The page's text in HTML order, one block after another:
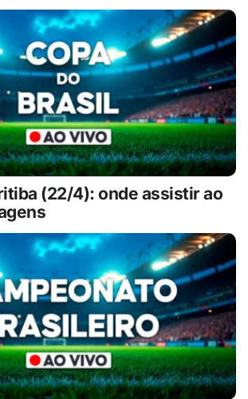
(22/4): onde assistir ao